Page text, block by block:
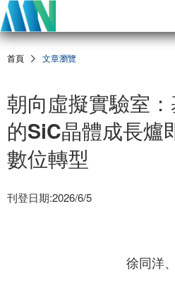
首頁 文章瀏覽
朝向虛擬實驗室
的SiC晶體成長爐
數位轉型
刊登日期:2026/6/5
徐同洋